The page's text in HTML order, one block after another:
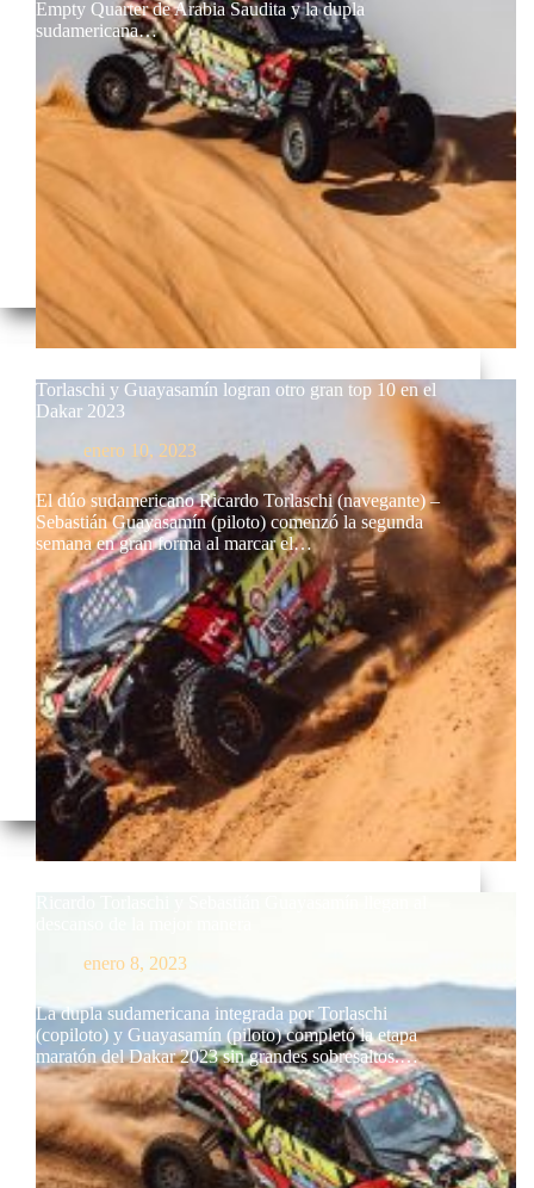
Empty Quarter de Arabia Saudita y la dupla
sudamericana…
Torlaschi y Guayasamín logran otro gran top 10 en el
Dakar 2023
enero 10, 2023
El dúo sudamericano Ricardo Torlaschi (navegante) –
Sebastián Guayasamín (piloto) comenzó la segunda
semana en gran forma al marcar el…
enero 8, 2023
La dupla sudamericana integrada por Torlaschi
(copiloto) y Guayasamín (piloto) completó la etapa
maratón del Dakar 2023 sin grandes sobresaltos.…